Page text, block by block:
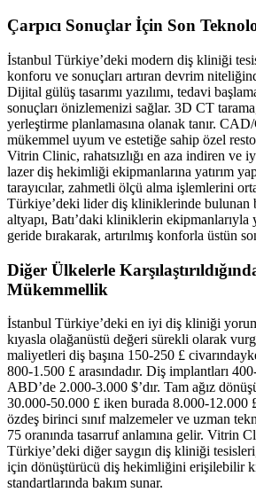
Çarpıcı Sonuçlar İçin Son
İstanbul Türkiye’deki modern diş kliniği
konforu ve sonuçları artıran devrim
Dijital gülüş tasarımı yazılımı, tedavi
sonuçları önizlemenizi sağlar. 3D CT
yerleştirme planlamasına olanak tanır.
mükemmel uyum ve estetiğe sahip özel
Vitrin Clinic, rahatsızlığı en aza indiren ve
lazer diş hekimliği ekipmanlarına yatırım
tarayıcılar, zahmetli ölçü alma işlemlerini
Türkiye’deki lider diş kliniklerinde bulunan
altyapı, Batı’daki kliniklerin ekipmanlarıyla
geride bırakarak, artırılmış konforla üstün
Diğer Ülkelerle
Mükemmellik
İstanbul Türkiye’deki en iyi diş kliniği
kıyasla olağanüstü değeri sürekli olarak
maliyetleri diş başına 150-250 £
800-1.500 £ arasındadır. Diş implantları
ABD’de 2.000-3.000 $’dır. Tam ağız
30.000-50.000 £ iken burada 8.000-12.000
özdeş birinci sınıf malzemeler ve uzman
75 oranında tasarruf anlamına gelir. Vitrin
Türkiye’deki diğer saygın diş kliniği
için dönüştürücü diş hekimliğini erişilebilir
standartlarında bakım sunar.